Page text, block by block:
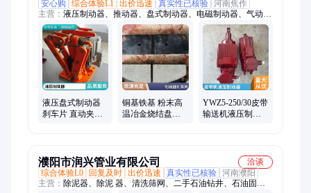
安心购
综合体验L1 出价迅速 真实性已核验 河南焦作
主营： 液压制动器、推动器、盘式制动器、电磁制动器、气动制
动器、制动器刹车片、电力液压制动器、液压抱闸制动器、电力
液压块式制动器、盘式制动器定制、驻车制动器、鼓式制动器、
行车制动器、电力液压推动器
液压盘式制动器
刹车片 直动夹盘
铜基铁基 粉末高
温冶金烧结盘式
YWZ5-250/30皮带
输送机液压制动
濮阳市润兴管业有限公司
洽谈
综合体验L0
回复及时 出价迅速 真实性已核验 河南濮阳
主营： 除泥器、除泥 器、清洗筛网、二手石油钻井、石油固控